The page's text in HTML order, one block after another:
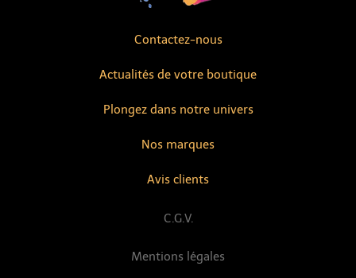
Contactez-nous
Actualités de votre boutique
Avis clients
Nos marques
Plongez dans notre univers
Mentions légales
C.G.V.